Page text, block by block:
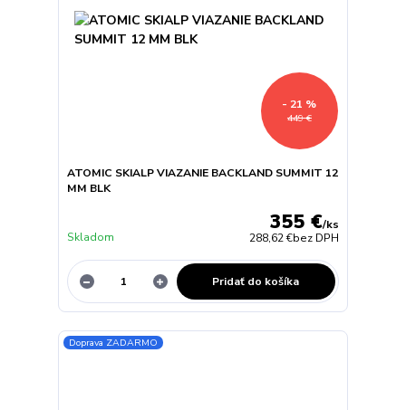
449 €
- 21 %
ATOMIC SKIALP VIAZANIE BACKLAND SUMMIT 12
MM BLK
355 €/ks
288,62 €bez DPH
Skladom
Pridať do košíka
Doprava ZADARMO